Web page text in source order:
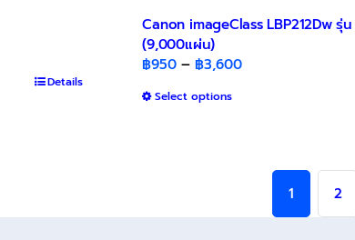
Details
Canon imageClass LBP212Dw
(9,000แผ่น)
฿950 – ฿3,600Price
Select optionsThis
variants.
options
1 2